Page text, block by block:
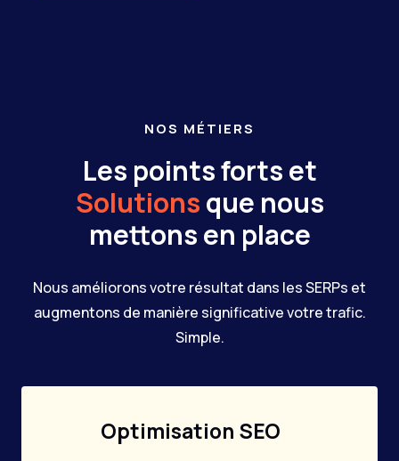
NOS MÉTIERS
Les points forts et
Solutionsque nous
mettons en place
Nous améliorons votre résultat dans les SERPs et
augmentons de manière significative votre trafic.
Simple.
Optimisation SEO